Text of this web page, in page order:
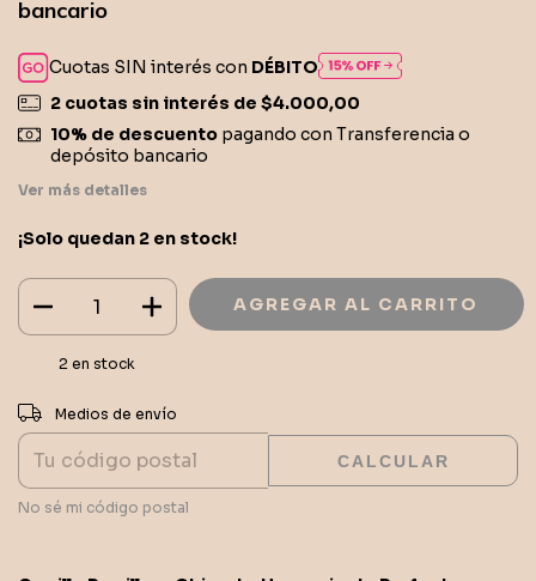
bancario
Cuotas SIN interés con DÉBITO
2 cuotas sin interés de $4.000,00
10% de descuentopagando con Transferencia o
depósito bancario
Ver más detalles
¡Solo quedan 2 en stock!
2 en stock
Entregas para el CP:
Medios de envío
CALCULAR
No sé mi código postal